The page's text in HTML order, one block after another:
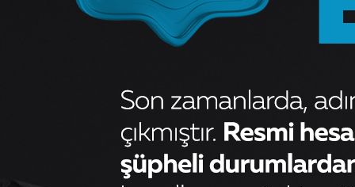
MOTOR PISTON+SEGMANI (
RIKEN ) 87,50+0,50mm CAP